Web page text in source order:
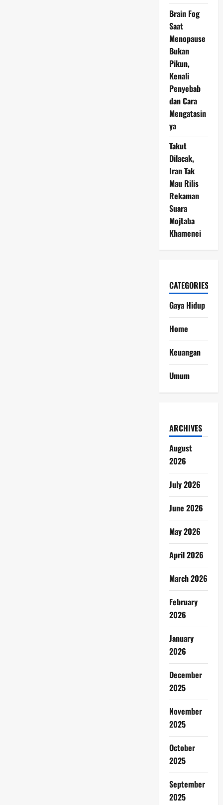
Brain Fog
Saat
Menopause
Bukan
Pikun,
Kenali
Penyebab
dan Cara
Mengatasin
ya
Takut
Dilacak,
Iran Tak
Mau Rilis
Rekaman
Suara
Mojtaba
Khamenei
CATEGORIES
Gaya Hidup
Home
Keuangan
Umum
ARCHIVES
August
2026
July 2026
June 2026
May 2026
April 2026
March 2026
February
2026
January
2026
December
2025
November
2025
October
2025
September
2025